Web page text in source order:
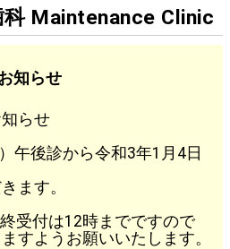
Maintenance Clinic
知らせ
らせ
午後診から令和3年1月4日
ます。
受付は12時までですので
すようお願いいたします。